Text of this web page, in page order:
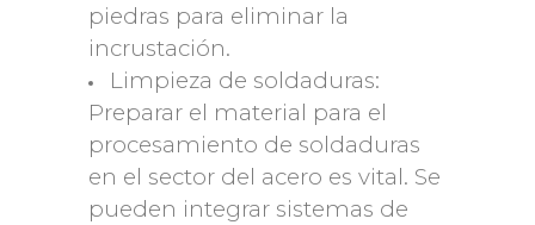
piedras para eliminar la
incrustación.
Limpieza de soldaduras:
Preparar el material para el
procesamiento de soldaduras
en el sector del acero es vital. Se
pueden integrar sistemas de